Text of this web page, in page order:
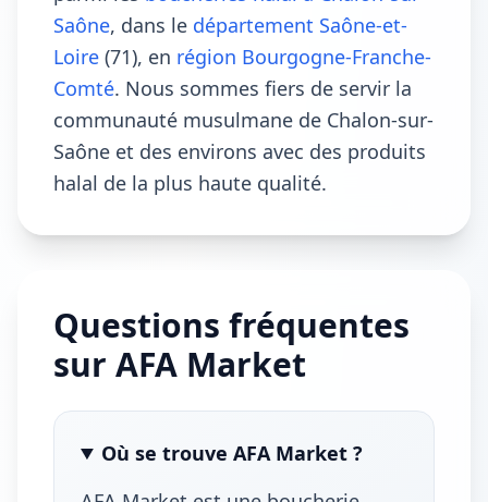
Saône, dans le département Saône-et-
Loire (71), en région Bourgogne-Franche-
Comté. Nous sommes fiers de servir la
communauté musulmane de Chalon-sur-
Saône et des environs avec des produits
halal de la plus haute qualité.
Questions fréquentes
sur AFA Market
Où se trouve AFA Market ?